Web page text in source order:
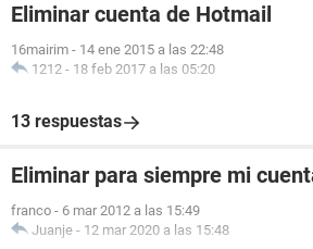
Eliminar cuenta de Hotmail
16mairim - 14 ene 2015 a las 22:48
1212 - 18 feb 2017 a las 05:20
13 respuestas
Eliminar para siempre mi
franco - 6 mar 2012 a las 15:49
Juanje - 12 mar 2020 a las 15:48